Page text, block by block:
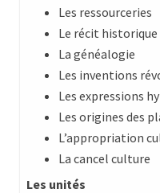
Les ressourceries
Le récit historique
La généalogie
Les inventions
Les expressions
Les origines des
L’appropriation
La cancel culture
Les unités